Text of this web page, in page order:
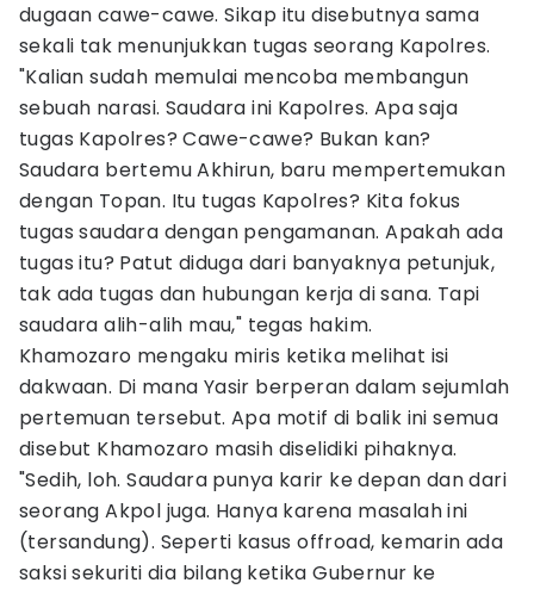
dugaan cawe-cawe. Sikap itu disebutnya sama
sekali tak menunjukkan tugas seorang Kapolres.
"Kalian sudah memulai mencoba membangun
sebuah narasi. Saudara ini Kapolres. Apa saja
tugas Kapolres? Cawe-cawe? Bukan kan?
Saudara bertemu Akhirun, baru mempertemukan
dengan Topan. Itu tugas Kapolres? Kita fokus
tugas saudara dengan pengamanan. Apakah ada
tugas itu? Patut diduga dari banyaknya petunjuk,
tak ada tugas dan hubungan kerja di sana. Tapi
saudara alih-alih mau," tegas hakim.
Khamozaro mengaku miris ketika melihat isi
dakwaan. Di mana Yasir berperan dalam sejumlah
pertemuan tersebut. Apa motif di balik ini semua
disebut Khamozaro masih diselidiki pihaknya.
"Sedih, loh. Saudara punya karir ke depan dan dari
seorang Akpol juga. Hanya karena masalah ini
(tersandung). Seperti kasus offroad, kemarin ada
saksi sekuriti dia bilang ketika Gubernur ke